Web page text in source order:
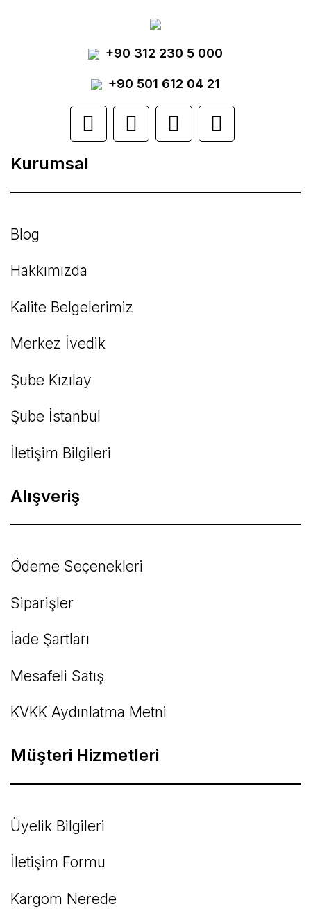
Yorum Yaz
Ürün resmi kalitesiz, bozuk veya
görüntülenemiyor.
Ürün açıklamasında eksik bilgiler bulunuyor.
Ürün bilgilerinde hatalar bulunuyor.
Ürün fiyatı diğer sitelerden daha pahalı.
Bu ürüne benzer farklı alternatifler olmalı.
+90 312 230 5 000
+90 501 612 04 21
Kurumsal
Blog
Hakkımızda
Kalite Belgelerimiz
Merkez İvedik
Şube Kızılay
Şube İstanbul
İletişim Bilgileri
Alışveriş
Ödeme Seçenekleri
Siparişler
İade Şartları
Mesafeli Satış
KVKK Aydınlatma Metni
Müşteri Hizmetleri
Üyelik Bilgileri
İletişim Formu
Kargom Nerede